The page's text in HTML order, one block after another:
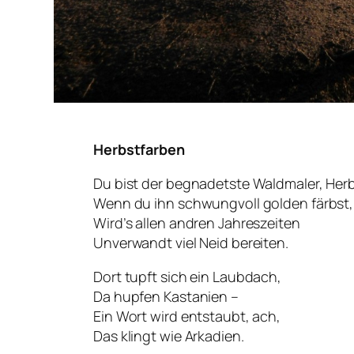
Herbstfarben
Du bist der begnadetste Waldmaler,
Wenn du ihn schwungvoll golden färbst,
Wird’s allen andren Jahreszeiten
Unverwandt viel Neid bereiten.
Dort tupft sich ein Laubdach,
Da hupfen Kastanien –
Ein Wort wird entstaubt, ach,
Das klingt wieArkadien.